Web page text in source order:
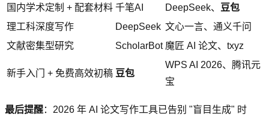
国内学术定制 + 配套材料 千笔AI DeepSeek、
豆包
理工科深度写作
DeepSeek 文心一言、通义千问
文献密集型研究
ScholarBot 魔匠 AI 论文、txyz
新手入门 + 免费高效初稿 豆包
WPS AI 2026、腾讯元
宝
最后提醒：2026 年 AI 论文写作工具已告别 "盲目生成" 时